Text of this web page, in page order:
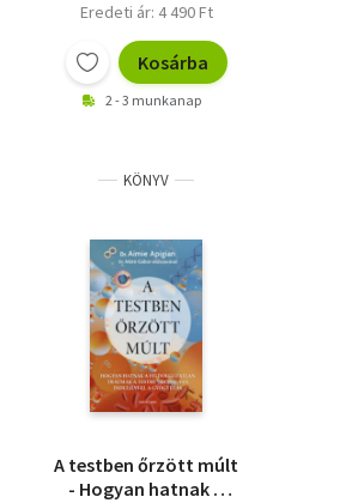
Eredeti ár: 4 490 Ft
Kosárba
2 - 3 munkanap
KÖNYV
A testben őrzött múlt
- Hogyan hatnak a